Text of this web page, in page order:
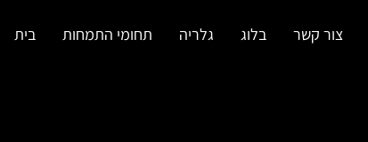
צור קשר בלוג גלריה תחומי התמחות בית